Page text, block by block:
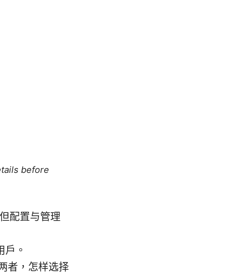
before
配置与管理
。
者，怎样选择